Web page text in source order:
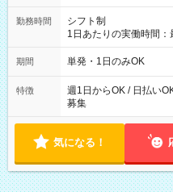
勤務時間
シフト制
1日あたりの実働時間
勤務 勤務：月・水・金 休み：火
可能です！ ※1日あたりの最大実働時間は日勤、夜勤共に勤務し
期間 単発・1日のみOK
特徴
週1日からOK / 日払い
募集
気になる！